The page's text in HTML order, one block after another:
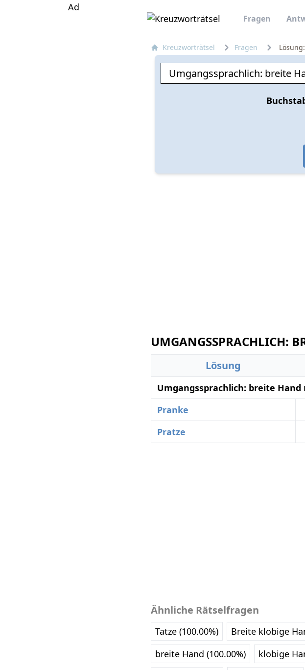
Fragen
Ad
Kreuzworträtsel Fragen
UMGANGSSPRACHLICH:
Lösung
Umgangssprachlich: breite
Pranke
Pratze
Ähnliche Rätselfragen
Tatze (100.00%) Breite klobige
breite Hand (100.00%)
klobige